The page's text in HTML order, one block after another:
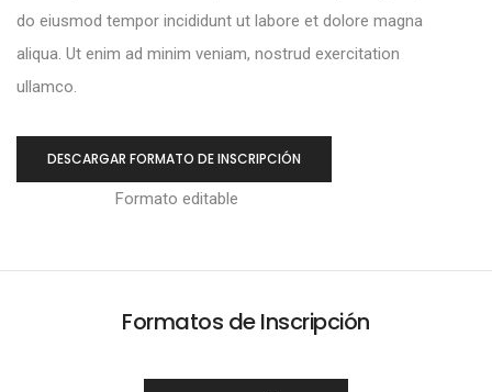
do eiusmod tempor incididunt ut labore et dolore magna
aliqua. Ut enim ad minim veniam, nostrud exercitation
ullamco.
DESCARGAR FORMATO DE INSCRIPCIÓN
Formato editable
Formatos de Inscripción